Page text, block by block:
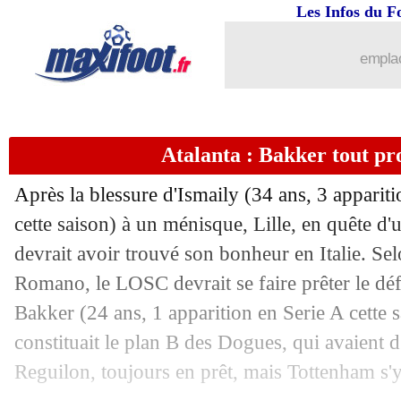
Les Infos du
Atalanta : Bakker tout
Après la blessure d'Ismaily (34 ans, 3
cette saison) à un ménisque, Lille, en quête
devrait avoir trouvé son bonheur en Italie.
Romano, le LOSC devrait se faire prêter le
Bakker (24 ans, 1 apparition en Serie A cette
constituait le plan B des Dogues, qui avaient
Reguilon, toujours en prêt, mais Tottenham
: Brest fait une offre pour Baldé
30/08 C4: le tirage au sort COMPLET !
: Danjuma vers Gérone
30/08 : l'UAF offre presque l'élection à
30/08 Arsenal: Ramsdale, 30 M€ à
30/08 Lens : Danso remonté contre la Roma
30/08 Rennes : Bourigeaud s'exile au